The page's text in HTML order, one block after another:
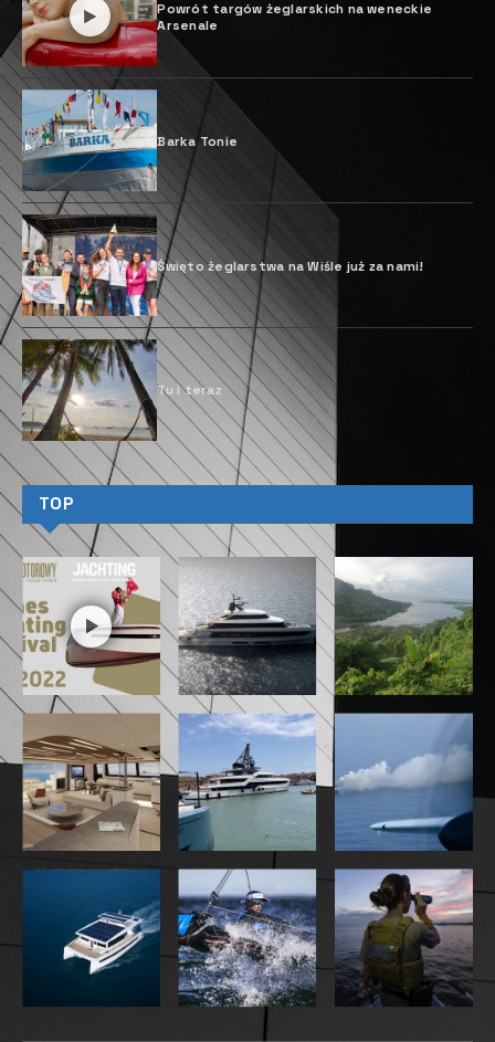
F
PT Industrial, marka Grupy Iveco
zajmująca się projektowaniem,
produkcją i sprzedażą układów
napędowych oraz rozwiązań dla
pojazdów terenowych i drogowych, a
także zastosowań morskich i energetycznych,
podejmuje działania w kierunku zwiększenia zerowej
emisji w sektorze morskim. Wraz z rozpoczęciem
roku obchodów 50. rocznicy istnienia firmy IVECO,
FPT Industrial ogłosiła wprowadzenie do swojej
oferty układów napędowych ePowertrain
przeznaczonych dla sektora stoczniowego.
AS Labruna, oficjalny
dystrybutor FPT Industrial,
dostrzegł potencjał tej
innowacji. System eBS 37 EVO
został umieszczony w sercu
hybrydowego generatora
HEVOlution 80-37 z nowej gamy
produktów HEVOlution. Jest to
decydujący krok w kierunku
innowacyjnych i neutralnych
pod względem emisji
dwutlenku węgla rozwiązań
energetycznych. Potwierdza